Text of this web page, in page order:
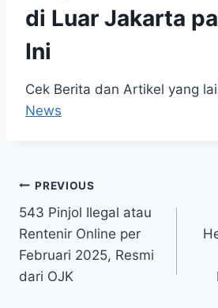
di Luar Jakarta
Ini
Cek Berita dan Artikel yang
News
Post
navigation
PREVIOUS
543 Pinjol Ilegal atau
Rentenir Online per
Februari 2025, Resmi
dari OJK